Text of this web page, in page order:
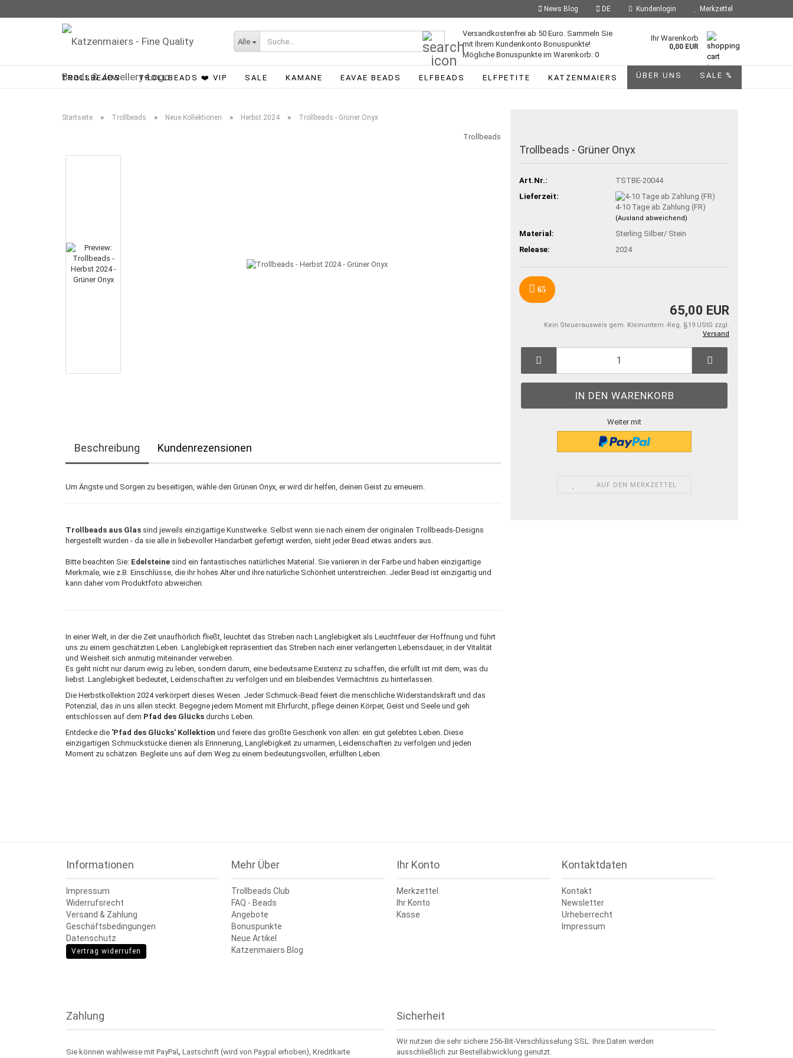
News Blog DE Kundenlogin Merkzettel
Alle
Suche...Versandkostenfrei ab 50 Euro. Sammeln Sie
mit Ihrem Kundenkonto Bonuspunkte!
Mögliche Bonuspunkte im Warenkorb: 0
Ihr Warenkorb
0,00 EUR
TROLLBEADS TROLLBEADS ❤️ VIP SALE KAMANE EAVAE BEADS ELFBEADS ELFPETITE KATZENMAIERS ÜBER UNS SALE %
Startseite » Trollbeads » Neue Kollektionen » Herbst 2024 » Trollbeads - Grüner Onyx
Trollbeads
Trollbeads - Grüner Onyx
Art.Nr.:
TSTBE-20044
Lieferzeit:
4-10 Tage ab Zahlung (FR)
(Ausland abweichend)
Material:
Sterling Silber/ Stein
Release:
2024
65
65,00 EUR
Kein Steuerausweis gem. Kleinuntern.-Reg. §19 UStG zzgl.
Versand
Weiter mit
AUF DEN MERKZETTEL
Beschreibung Kundenrezensionen
Um Ängste und Sorgen zu beseitigen, wähle den Grünen Onyx, er wird dir helfen, deinen Geist zu erneuern.
Trollbeads aus Glas sind jeweils einzigartige Kunstwerke. Selbst wenn sie nach einem der originalen Trollbeads-Designs
hergestellt wurden - da sie alle in liebevoller Handarbeit gefertigt werden, sieht jeder Bead etwas anders aus.
Bitte beachten Sie: Edelsteine sind ein fantastisches natürliches Material. Sie variieren in der Farbe und haben einzigartige
Merkmale, wie z.B. Einschlüsse, die ihr hohes Alter und ihre natürliche Schönheit unterstreichen. Jeder Bead ist einzigartig und
kann daher vom Produktfoto abweichen.
In einer Welt, in der die Zeit unaufhörlich fließt, leuchtet das Streben nach Langlebigkeit als Leuchtfeuer der Hoffnung und führt
uns zu einem geschätzten Leben. Langlebigkeit repräsentiert das Streben nach einer verlängerten Lebensdauer, in der Vitalität
und Weisheit sich anmutig miteinander verweben.
Es geht nicht nur darum ewig zu leben, sondern darum, eine bedeutsame Existenz zu schaffen, die erfüllt ist mit dem, was du
liebst. Langlebigkeit bedeutet, Leidenschaften zu verfolgen und ein bleibendes Vermächtnis zu hinterlassen.
Die Herbstkollektion 2024 verkörpert dieses Wesen. Jeder Schmuck-Bead feiert die menschliche Widerstandskraft und das
Potenzial, das in uns allen steckt. Begegne jedem Moment mit Ehrfurcht, pflege deinen Körper, Geist und Seele und geh
entschlossen auf dem Pfad des Glücks durchs Leben.
Entdecke die 'Pfad des Glücks' Kollektion und feiere das größte Geschenk von allen: ein gut gelebtes Leben. Diese
einzigartigen Schmuckstücke dienen als Erinnerung, Langlebigkeit zu umarmen, Leidenschaften zu verfolgen und jeden
Moment zu schätzen. Begleite uns auf dem Weg zu einem bedeutungsvollen, erfüllten Leben.
Informationen
Impressum
Widerrufsrecht
Versand & Zahlung
Geschäftsbedingungen
Datenschutz
Vertrag widerrufen
Mehr Über
Trollbeads Club
FAQ - Beads
Angebote
Bonuspunkte
Neue Artikel
Katzenmaiers Blog
Ihr Konto
Merkzettel
Ihr Konto
Kasse
Kontaktdaten
Kontakt
Newsletter
Urheberrecht
Impressum
Zahlung
Sie können wahlweise mit PayPal , Lastschrift (wird von Paypal erhoben), Kreditkarte
Sicherheit
Wir nutzen die sehr sichere 256-Bit-Verschlüsselung SSL. Ihre Daten werden
ausschließlich zur Bestellabwicklung genutzt.